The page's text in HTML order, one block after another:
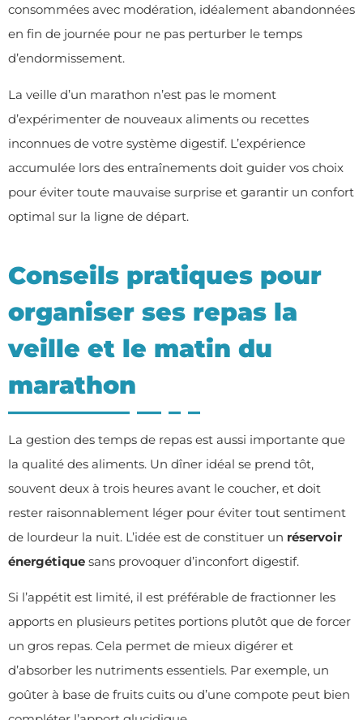
consommées avec modération, idéalement abandonnées
en fin de journée pour ne pas perturber le temps
d’endormissement.
La veille d’un marathon n’est pas le moment
d’expérimenter de nouveaux aliments ou recettes
inconnues de votre système digestif. L’expérience
accumulée lors des entraînements doit guider vos choix
pour éviter toute mauvaise surprise et garantir un confort
optimal sur la ligne de départ.
Conseils pratiques pour
organiser ses repas la
veille et le matin du
marathon
La gestion des temps de repas est aussi importante que
la qualité des aliments. Un dîner idéal se prend tôt,
souvent deux à trois heures avant le coucher, et doit
rester raisonnablement léger pour éviter tout sentiment
de lourdeur la nuit. L’idée est de constituer un réservoir
énergétique sans provoquer d’inconfort digestif.
Si l’appétit est limité, il est préférable de fractionner les
apports en plusieurs petites portions plutôt que de forcer
un gros repas. Cela permet de mieux digérer et
d’absorber les nutriments essentiels. Par exemple, un
goûter à base de fruits cuits ou d’une compote peut bien